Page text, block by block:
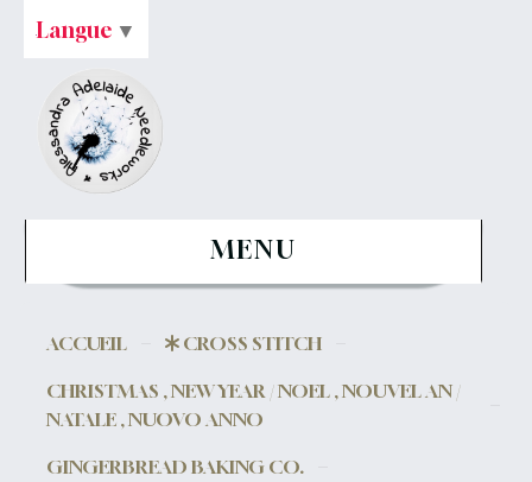
MENU
ACCUEIL
CROSS STITCH
CHRISTMAS , NEW YEAR / NOEL , NOUVEL AN /
NATALE , NUOVO ANNO
GINGERBREAD BAKING CO.
Langue ▼